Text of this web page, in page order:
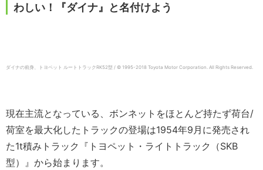
わしい！『ダイナ』と名付けよう
ダイナの前身、トヨペット ルートトラックRK52型 / © 1995-2018 Toyota Motor Corporation. All Rights Reserved.
現在主流となっている、ボンネットをほとんど持たず荷台/
荷室を最大化したトラックの登場は1954年9月に発売され
た1t積みトラック『トヨペット・ライトトラック（SKB
型）』から始まります。